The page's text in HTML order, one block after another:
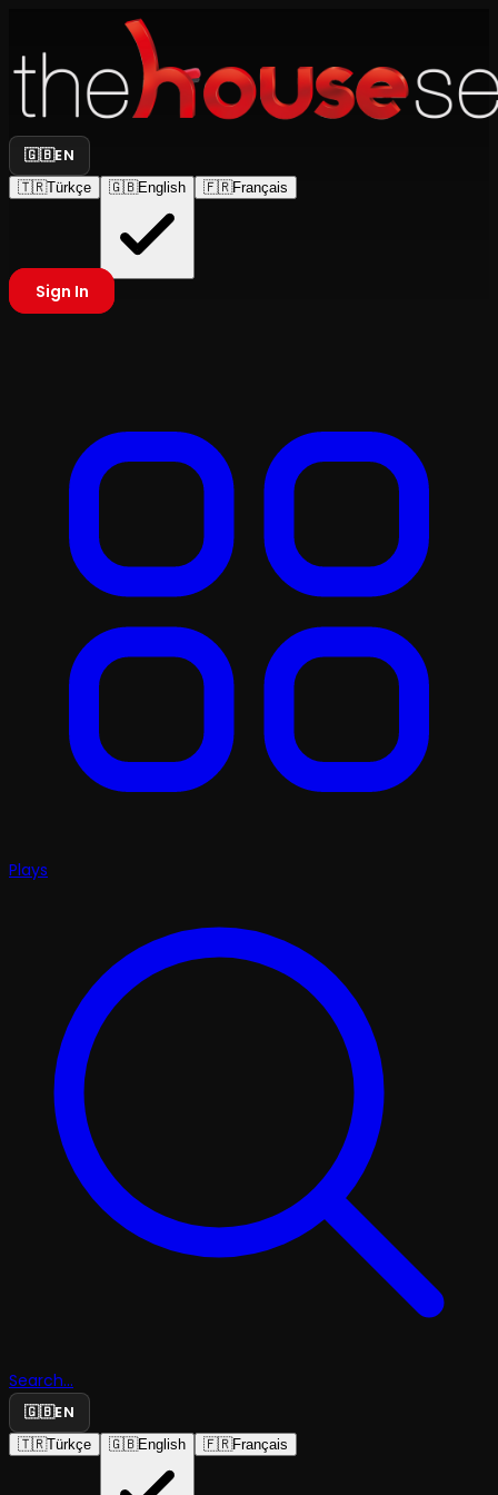
🇬🇧EN
🇹🇷Türkçe 🇬🇧English 🇫🇷Français
Sign In
Plays
Search...
🇬🇧EN
🇹🇷Türkçe 🇬🇧English 🇫🇷Français